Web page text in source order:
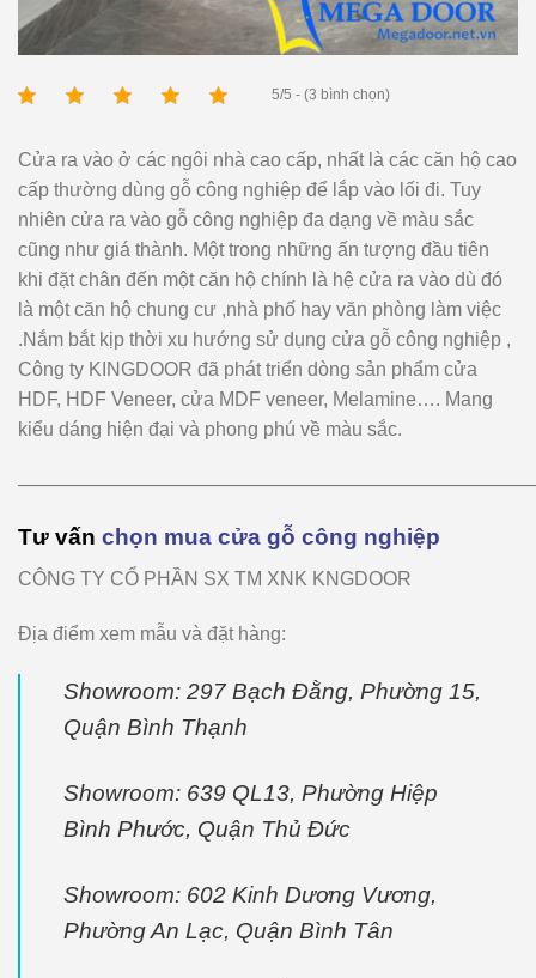
5/5 - (3 bình chọn)
Cửa ra vào ở các ngôi nhà cao cấp, nhất là các căn hộ cao
cấp thường dùng gỗ công nghiệp để lắp vào lối đi. Tuy
nhiên cửa ra vào gỗ công nghiệp đa dạng về màu sắc
cũng như giá thành. Một trong những ấn tượng đầu tiên
khi đặt chân đến một căn hộ chính là hệ cửa ra vào dù đó
là một căn hộ chung cư ,nhà phố hay văn phòng làm việc
.Nắm bắt kịp thời xu hướng sử dụng cửa gỗ công nghiệp ,
Công ty KINGDOOR đã phát triển dòng sản phẩm cửa
HDF, HDF Veneer, cửa MDF veneer, Melamine…. Mang
kiểu dáng hiện đại và phong phú về màu sắc.
Tư vấn chọn mua cửa gỗ công nghiệp
CÔNG TY CỔ PHẦN SX TM XNK KNGDOOR
Địa điểm xem mẫu và đặt hàng:
Showroom: 297 Bạch Đằng, Phường 15,
Quận Bình Thạnh
Showroom: 639 QL13, Phường Hiệp
Bình Phước, Quận Thủ Đức
Showroom: 602 Kinh Dương Vương,
Phường An Lạc, Quận Bình Tân